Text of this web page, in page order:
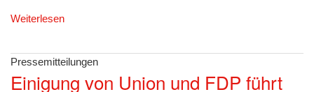
Weiterlesen
Pressemitteilungen
Einigung von Union und FDP führt